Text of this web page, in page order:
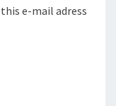
e-mail adress